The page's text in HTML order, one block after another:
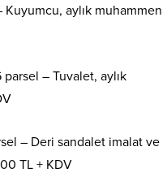
Kuyumcu, aylık muhammen
– Tuvalet, aylık
– Deri sandalet imalat ve
TL + KDV